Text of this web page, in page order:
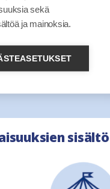
asiakkaalle
liittämisen Luvat ja
sekä
ja mainoksia.